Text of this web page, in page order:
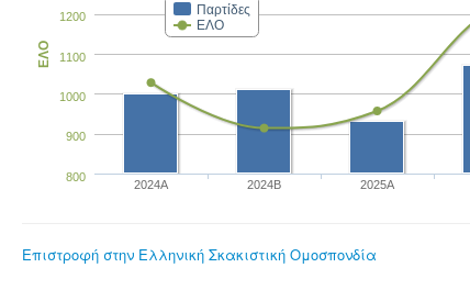
Παρτίδες
ΕΛΟ
2024A 2024B 2025A
800
900
1000
1100
1200
ΕΛΟ
Επιστροφή στην Ελληνική Σκακιστική Ομοσπονδία